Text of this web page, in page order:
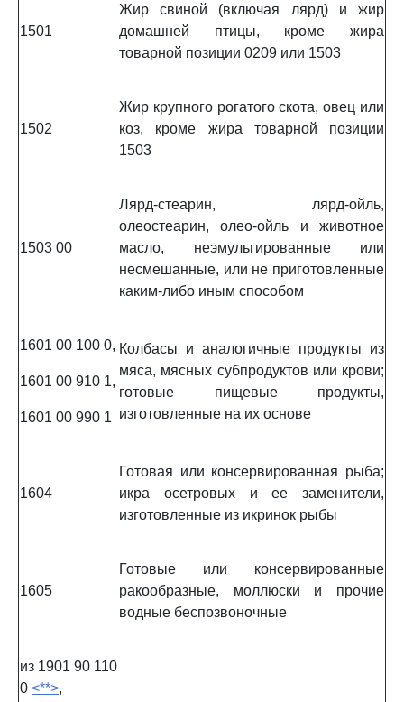
1501
Жир свиной (включая лярд) и жир
домашней птицы, кроме жира
товарной позиции 0209 или 1503
1502
Жир крупного рогатого скота, овец или
коз, кроме жира товарной позиции
1503
1503 00
Лярд-стеарин, лярд-ойль,
олеостеарин, олео-ойль и животное
масло, неэмульгированные или
несмешанные, или не приготовленные
каким-либо иным способом
1601 00 100 0,
1601 00 910 1,
1601 00 990 1
Колбасы и аналогичные продукты из
мяса, мясных субпродуктов или крови;
готовые пищевые продукты,
изготовленные на их основе
1604
Готовая или консервированная рыба;
икра осетровых и ее заменители,
изготовленные из икринок рыбы
1605
Готовые или консервированные
ракообразные, моллюски и прочие
водные беспозвоночные
из 1901 90 110
0 <**>,